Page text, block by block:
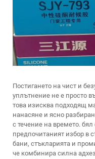
Постигането на чист и
уплътнение не е просто
това изисква подходящ
нанасяне и ясно
с течение на времето. бял
предпочитаният избор в
бани, стъкларията и
че комбинира силна